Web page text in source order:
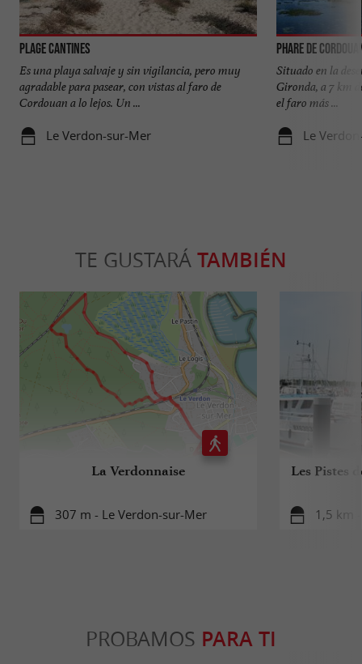
Plage Cantines
Es una playa salvaje y sin vigilancia, pero muy
agradable para pasear, con vistas al faro de
Cordouan a lo lejos. Un ...
Le Verdon-sur-Mer
Phare de
Situado en la
Gironda, a 7 km
el faro más ...
Le
TE GUSTARÁ TAMBIÉN
La Verdonnaise
307 m - Le Verdon-sur-Mer
Les Pistes
1,5 km
PROBAMOS PARA TI